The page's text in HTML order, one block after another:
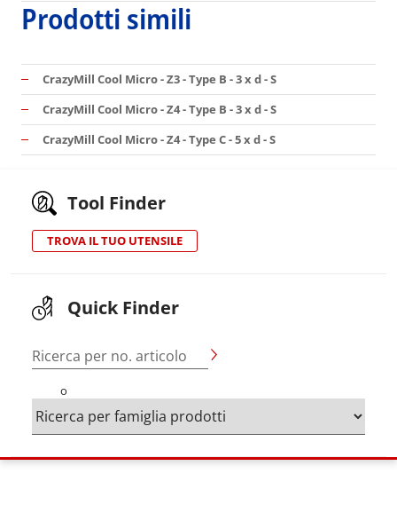
Prodotti simili
CrazyMill Cool Micro - Z3 - Type B - 3 x d - S
CrazyMill Cool Micro - Z4 - Type B - 3 x d - S
CrazyMill Cool Micro - Z4 - Type C - 5 x d - S
Tool Finder
TROVA IL TUO UTENSILE
Quick Finder
Ricerca per no. articolo
o